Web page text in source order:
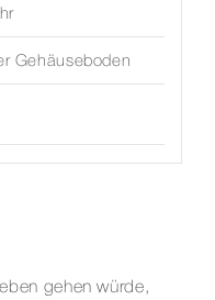
Gehäuseboden
gehen würde,